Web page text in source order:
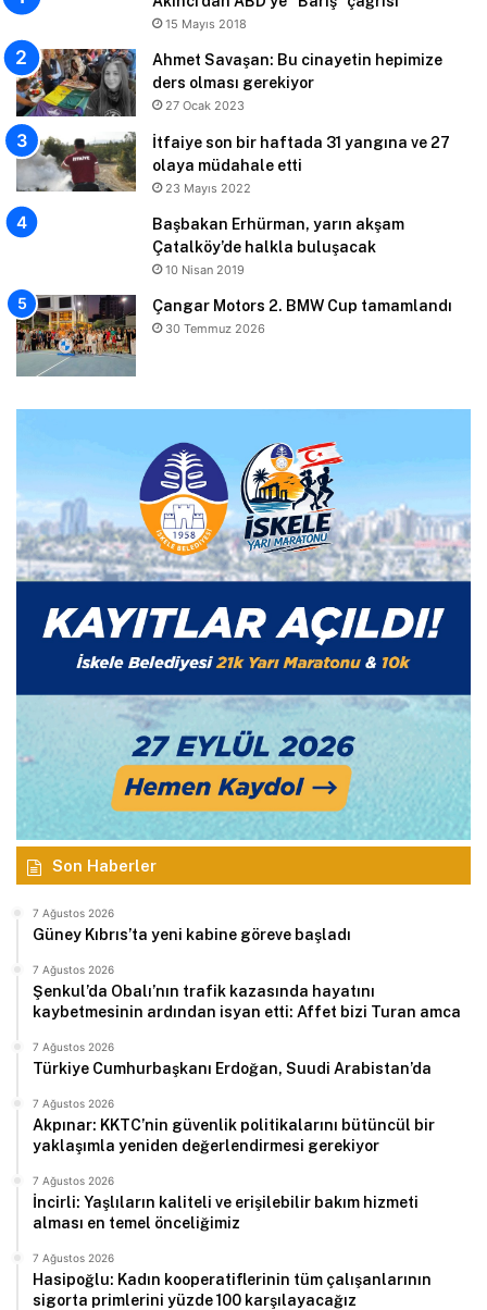
15 Mayıs 2018
Ahmet Savaşan: Bu cinayetin hepimize
ders olması gerekiyor
27 Ocak 2023
İtfaiye son bir haftada 31 yangına ve 27
olaya müdahale etti
23 Mayıs 2022
Başbakan Erhürman, yarın akşam
Çatalköy’de halkla buluşacak
10 Nisan 2019
Çangar Motors 2. BMW Cup tamamlandı
30 Temmuz 2026
Son Haberler
7 Ağustos 2026
Güney Kıbrıs’ta yeni kabine göreve başladı
7 Ağustos 2026
Şenkul’da Obalı’nın trafik kazasında hayatını
kaybetmesinin ardından isyan etti: Affet bizi Turan amca
7 Ağustos 2026
Türkiye Cumhurbaşkanı Erdoğan, Suudi Arabistan’da
7 Ağustos 2026
Akpınar: KKTC’nin güvenlik politikalarını bütüncül bir
yaklaşımla yeniden değerlendirmesi gerekiyor
7 Ağustos 2026
İncirli: Yaşlıların kaliteli ve erişilebilir bakım hizmeti
alması en temel önceliğimiz
7 Ağustos 2026
Hasipoğlu: Kadın kooperatiflerinin tüm çalışanlarının
sigorta primlerini yüzde 100 karşılayacağız